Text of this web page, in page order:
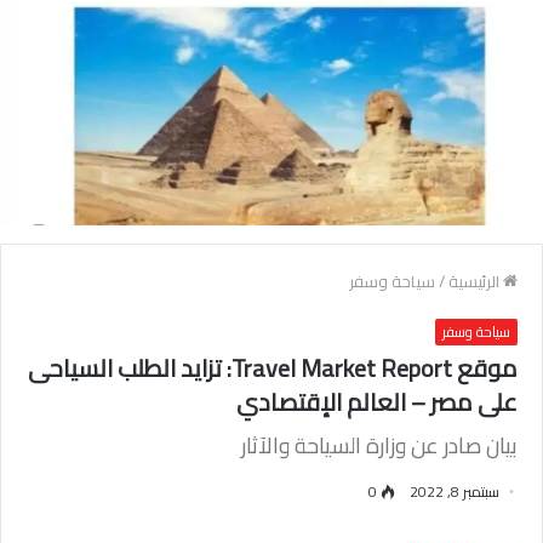
الرئيسية/سياحة وسفر
سياحة وسفر
موقع Travel Market Report: تزايد الطلب السياحى
على مصر – العالم الإقتصادي
بيان صادر عن وزارة السياحة والآثار
سبتمبر 8, 2022 0